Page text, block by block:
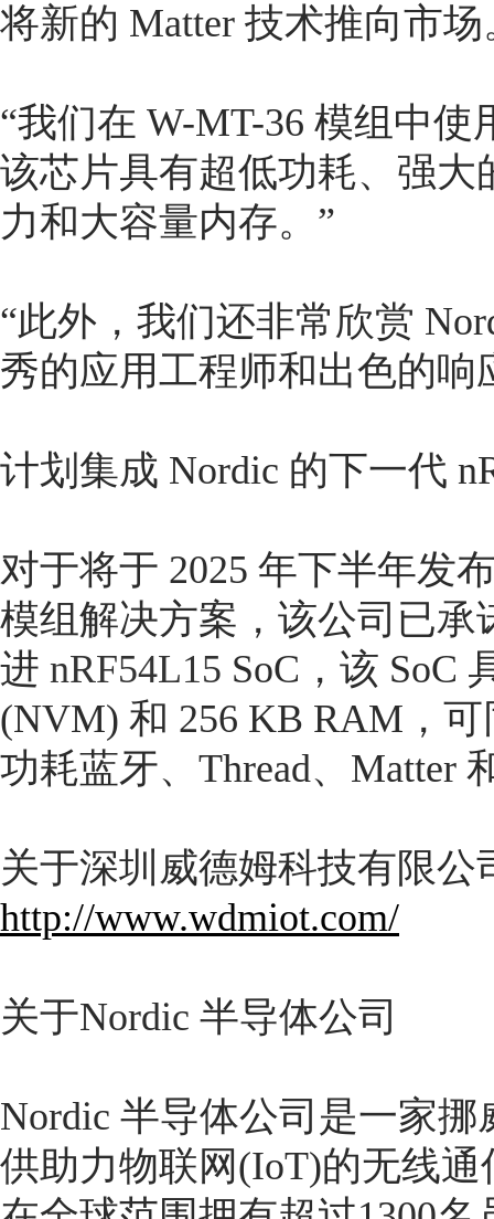
将新的 Matter 技术推向市
“我们在 W-MT-36 模组中使
该芯片具有超低功耗、强
力和大容量内存。”
“此外，我们还非常欣赏
秀的应用工程师和出色的响
计划集成 Nordic 的下一代
对于将于 2025 年下半年发
模组解决方案，该公司已承
进 nRF54L15 SoC，该 SoC
(NVM) 和 256 KB RAM，
功耗蓝牙、Thread、Matter
关于深圳威德姆科技有限公
http://www.wdmiot.com/
关于Nordic 半导体公司
Nordic 半导体公司是一家
供助力物联网(IoT)的无线